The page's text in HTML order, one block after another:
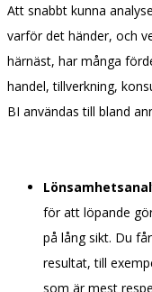
Att snabbt kunna
varför det händer, och
härnäst, har många
handel, tillverkning,
BI användas till bland
för att löpande
på lång sikt. Du
resultat, till
som är mest